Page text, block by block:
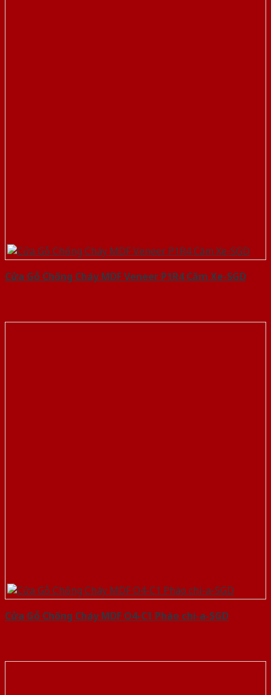
Cửa Gỗ Chống Cháy MDF Veneer P1R4 Căm Xe-SGD
Cửa Gỗ Chống Cháy MDF O4-C1 Phào chi-a-SGD